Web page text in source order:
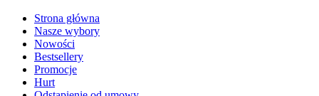
Strona główna
Nasze wybory
Nowości
Bestsellery
Promocje
Hurt